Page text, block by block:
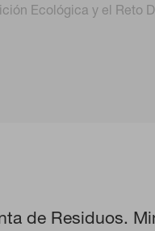
Ecológica y el Reto
de Residuos.